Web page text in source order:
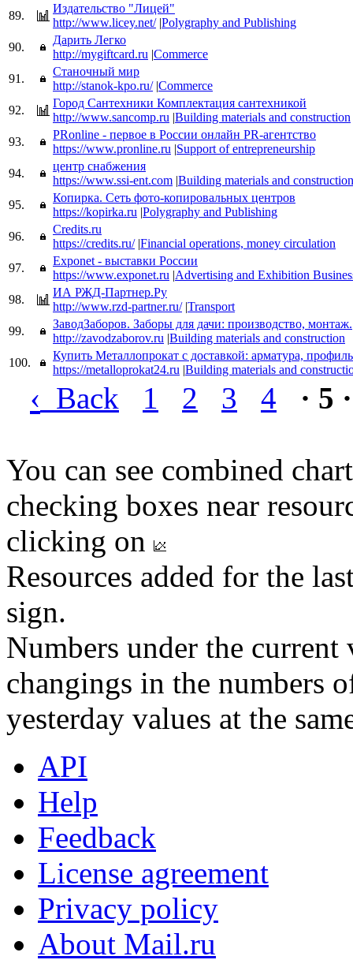
89.
Издательство "Лицей"
http://www.licey.net/ |Polygraphy and Publishing
90.
Дарить Легко
http://mygiftcard.ru |Commerce
91.
Станочный мир
http://stanok-kpo.ru/ |Commerce
92.
Город Сантехники Комплектация сантехникой
http://www.sancomp.ru |Building materials and construction
93.
PRonline - первое в России онлайн PR-агентство
https://www.pronline.ru |Support of entrepreneurship
94.
центр снабжения
https://www.ssi-ent.com |Building materials and construction
95.
Копирка. Сеть фото-копировальных центров
https://kopirka.ru |Polygraphy and Publishing
96.
Credits.ru
https://credits.ru/ |Financial operations, money circulation
97.
Exponet - выставки России
https://www.exponet.ru |Advertising and Exhibition
98.
ИА РЖД-Партнер.Ру
http://www.rzd-partner.ru/ |Transport
99.
ЗаводЗаборов. Заборы для дачи: производство, монтаж.
http://zavodzaborov.ru |Building materials and construction
100.
Купить Металлопрокат с доставкой: арматура,
https://metalloprokat24.ru |Building materials and
‹ Back 1 2 3 4 · 5 ·
You can see combined
checking boxes near
clicking on
Resources added for the
sign.
Numbers under the
changings in the numbers
yesterday values at the
API
Help
Feedback
License agreement
Privacy policy
About Mail.ru